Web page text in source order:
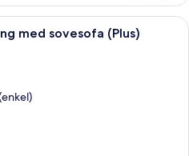
Senger med overmadrass, safe på
med sovesofa (Plus)